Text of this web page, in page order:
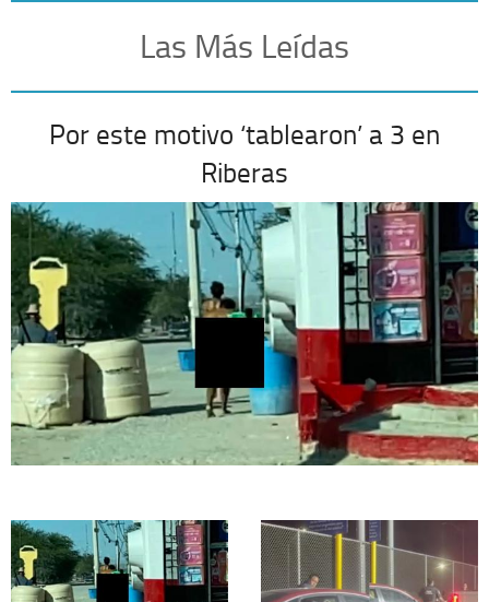
Las Más Leídas
Por este motivo ‘tablearon’ a 3 en
Riberas